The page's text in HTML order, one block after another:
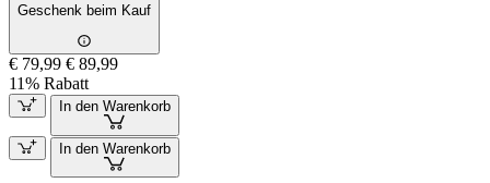
Geschenk beim Kauf
€ 79,99 € 89,99
11% Rabatt
In den Warenkorb
In den Warenkorb